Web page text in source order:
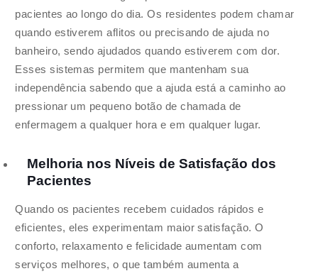
pacientes ao longo do dia. Os residentes podem chamar
quando estiverem aflitos ou precisando de ajuda no
banheiro, sendo ajudados quando estiverem com dor.
Esses sistemas permitem que mantenham sua
independência sabendo que a ajuda está a caminho ao
pressionar um pequeno botão de chamada de
enfermagem a qualquer hora e em qualquer lugar.
Melhoria nos Níveis de Satisfação dos
Pacientes
Quando os pacientes recebem cuidados rápidos e
eficientes, eles experimentam maior satisfação. O
conforto, relaxamento e felicidade aumentam com
serviços melhores, o que também aumenta a